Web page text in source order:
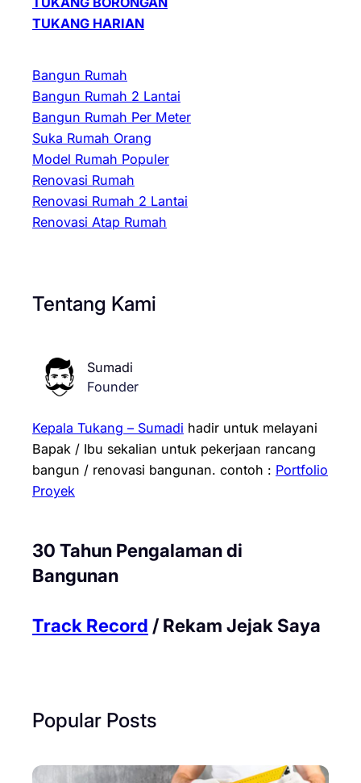
TUKANG HARIAN
Bangun Rumah
Bangun Rumah 2 Lantai
Bangun Rumah Per Meter
Suka Rumah Orang
Model Rumah Populer
Renovasi Rumah
Renovasi Rumah 2 Lantai
Renovasi Atap Rumah
Tentang Kami
Sumadi
Founder
Kepala Tukang – Sumadi hadir untuk melayani
Bapak / Ibu sekalian untuk pekerjaan rancang
bangun / renovasi bangunan. contoh : Portfolio
Proyek
30 Tahun Pengalaman di
Bangunan
Track Record / Rekam Jejak Saya
Popular Posts